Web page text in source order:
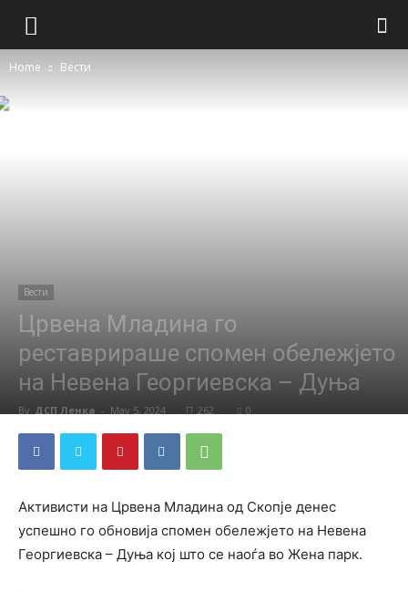
Home Вести
Вести
Црвена Младина го
реставрираше спомен обележјето
на Невена Георгиевска – Дуња
By ДСП Ленка - May 5, 2024 262 0
Активисти на Црвена Младина од Скопје денес
успешно го обновија спомен обележјето на Невена
Георгиевска – Дуња кој што се наоѓа во Жена парк.